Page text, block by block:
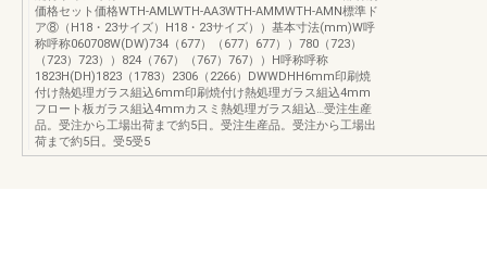
価格セット価格WTH-AMLWTH-AA3WTH-AMMWTH-AMN標準ド
ア⑧（H18・23サイズ）H18・23サイズ））基本寸法(mm)W呼
称呼称060708W(DW)734（677）（677）677））780（723）
（723）723））824（767）（767）767））H呼称呼称
1823H(DH)1823（1783）2306（2266）DWWDHH6mm印刷焼
付け熱処理ガラス組込6mm印刷焼付け熱処理ガラス組込4mm
フロート板ガラス組込4mmカスミ熱処理ガラス組込…受注生産
品。受注から工場出荷まで約5日。受注生産品。受注から工場出
荷まで約5日。受5受5